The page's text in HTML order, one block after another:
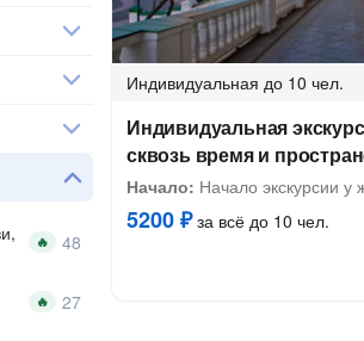
Индивидуальная до 10 чел.
Индивидуальная
сквозь время и
Начало: Начало экскурсии
5200 ₽за всё до 10 чел.
🔥
🔥